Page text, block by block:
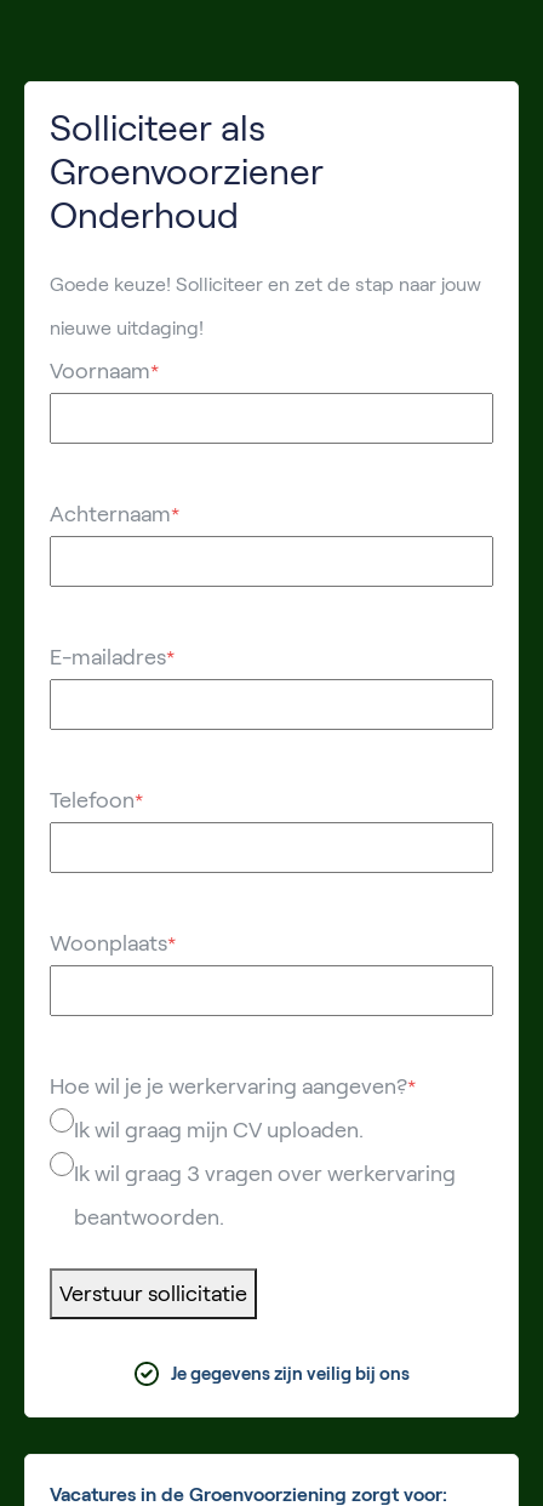
Solliciteer als
Groenvoorziener
Onderhoud
Goede keuze! Solliciteer en zet de stap naar jouw
nieuwe uitdaging!
Voornaam*
Achternaam*
E-mailadres*
Telefoon*
Woonplaats*
Hoe wil je je werkervaring aangeven?*
Ik wil graag mijn CV uploaden.
Ik wil graag 3 vragen over werkervaring
beantwoorden.
Verstuur sollicitatie
Je gegevens zijn veilig bij ons
Vacatures in de Groenvoorziening zorgt voor: